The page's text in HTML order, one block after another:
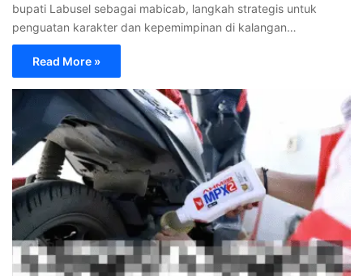
bupati Labusel sebagai mabicab, langkah strategis untuk
penguatan karakter dan kepemimpinan di kalangan…
Read More »